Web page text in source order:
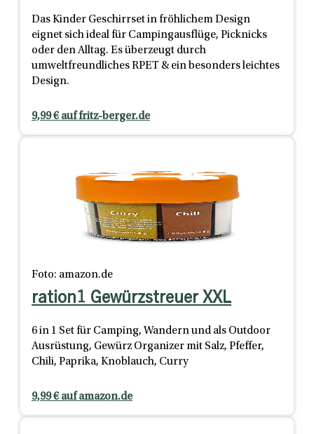
Das Kinder Geschirrset in fröhlichem Design
eignet sich ideal für Campingausflüge, Picknicks
oder den Alltag. Es überzeugt durch
umweltfreundliches RPET & ein besonders leichtes
Design.
9,99 € auf fritz-berger.de
Foto: amazon.de
ration1 Gewürzstreuer XXL
6 in 1 Set für Camping, Wandern und als Outdoor
Ausrüstung, Gewürz Organizer mit Salz, Pfeffer,
Chili, Paprika, Knoblauch, Curry
9,99 € auf amazon.de